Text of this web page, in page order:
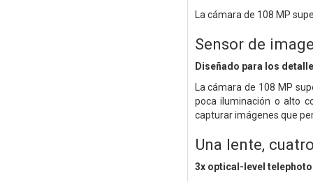
La cámara de 108 MP
Sensor de
Diseñado para los
La cámara de 108 MP
poca iluminación o alto
capturar imágenes que
Una lente,
3x optical-level telephoto